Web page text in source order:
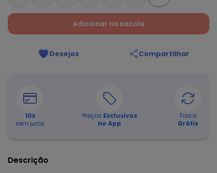
Adicionar na sacola
Desejos Compartilhar
10x
sem juros
Preços Exclusivos
no App
Troca
Grátis
Descrição